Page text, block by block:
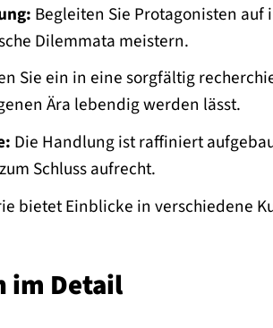
Begleiten Sie Protagonisten
Dilemmata meistern.
Sie ein in eine sorgfältig
Ära lebendig werden lässt.
Die Handlung ist raffiniert
Schluss aufrecht.
bietet Einblicke in verschiedene
im Detail